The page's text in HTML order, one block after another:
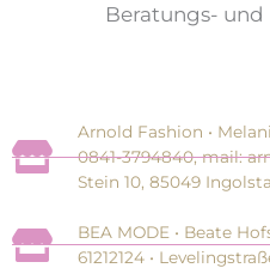
Beratungs- und
Arnold Fashion •
0841-3794840, mail:
Stein 10, 85049
BEA MODE • Beate
61212124 •